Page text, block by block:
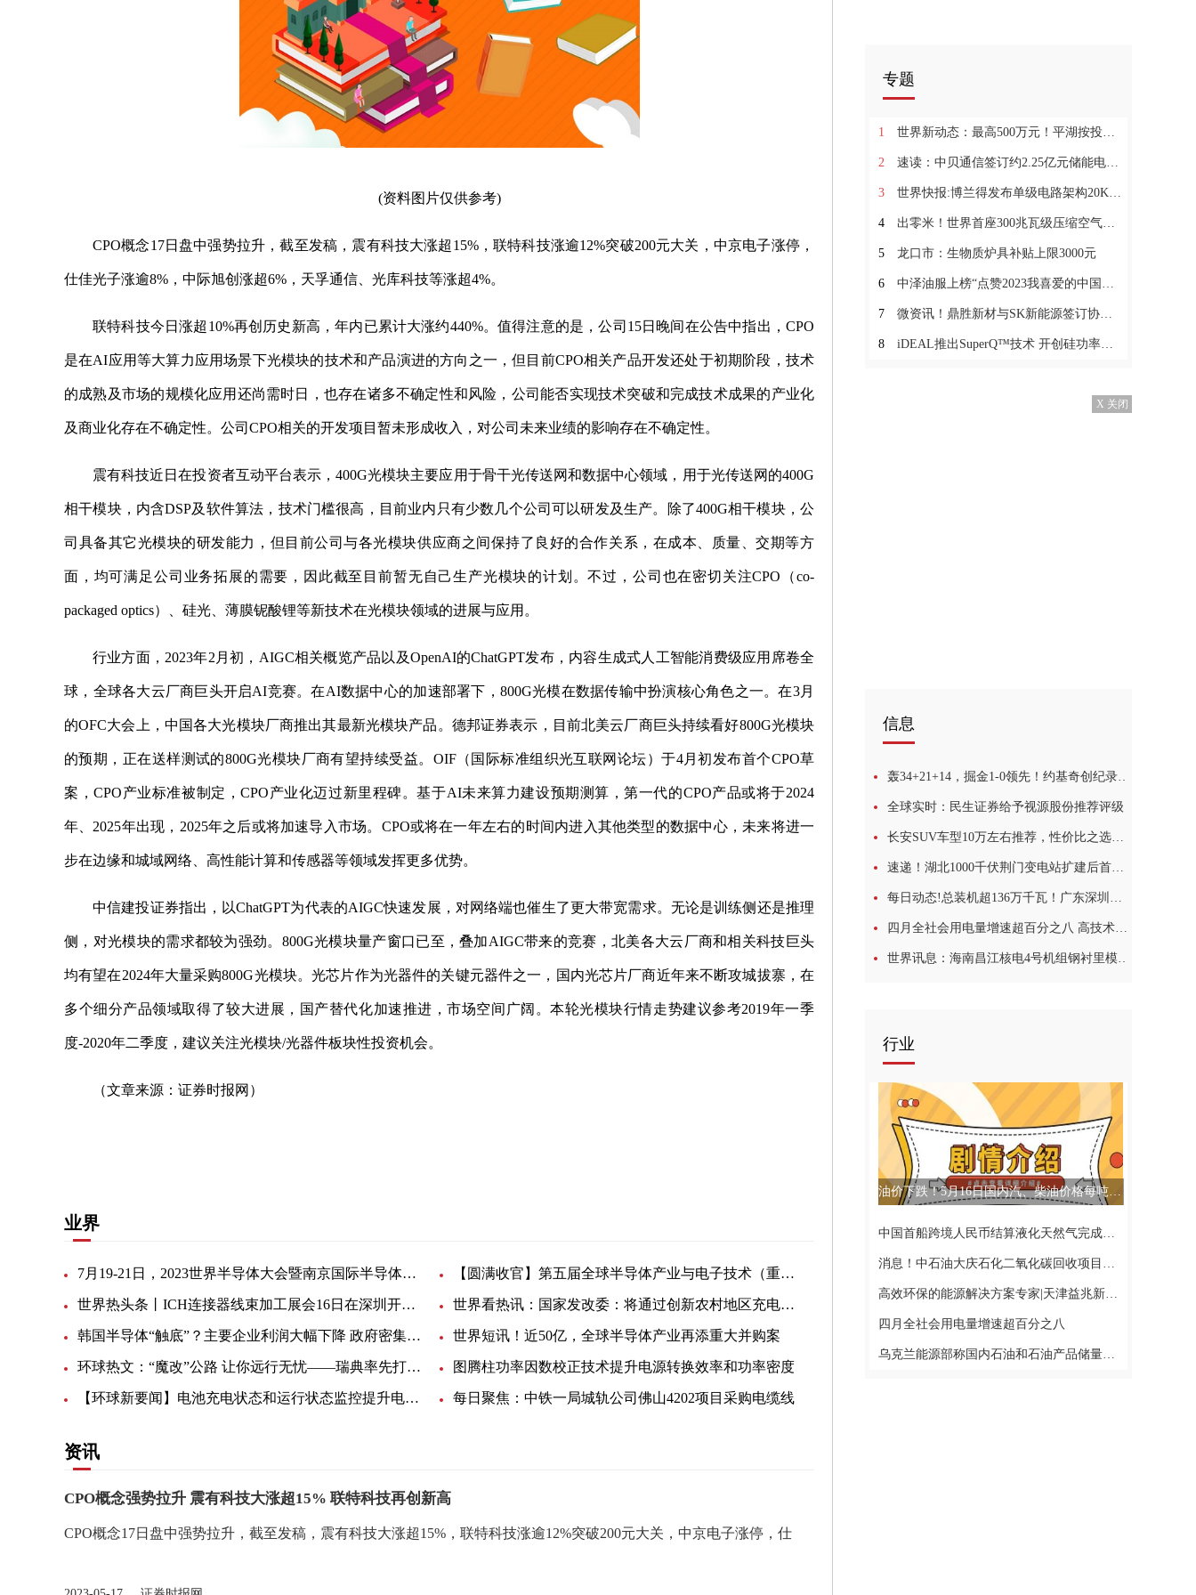
(资料图片仅供参考)
CPO概念17日盘中强势拉升，截至发稿，震有科技大涨超15%，联特科技涨逾12%突破200元大关，中京电子涨停，
仕佳光子涨逾8%，中际旭创涨超6%，天孚通信、光库科技等涨超4%。
联特科技今日涨超10%再创历史新高，年内已累计大涨约440%。值得注意的是，公司15日晚间在公告中指出，CPO
是在AI应用等大算力应用场景下光模块的技术和产品演进的方向之一，但目前CPO相关产品开发还处于初期阶段，技术
的成熟及市场的规模化应用还尚需时日，也存在诸多不确定性和风险，公司能否实现技术突破和完成技术成果的产业化
及商业化存在不确定性。公司CPO相关的开发项目暂未形成收入，对公司未来业绩的影响存在不确定性。
震有科技近日在投资者互动平台表示，400G光模块主要应用于骨干光传送网和数据中心领域，用于光传送网的400G
相干模块，内含DSP及软件算法，技术门槛很高，目前业内只有少数几个公司可以研发及生产。除了400G相干模块，公
司具备其它光模块的研发能力，但目前公司与各光模块供应商之间保持了良好的合作关系，在成本、质量、交期等方
面，均可满足公司业务拓展的需要，因此截至目前暂无自己生产光模块的计划。不过，公司也在密切关注CPO（co-
packaged optics）、硅光、薄膜铌酸锂等新技术在光模块领域的进展与应用。
行业方面，2023年2月初，AIGC相关概览产品以及OpenAI的ChatGPT发布，内容生成式人工智能消费级应用席卷全
球，全球各大云厂商巨头开启AI竞赛。在AI数据中心的加速部署下，800G光模在数据传输中扮演核心角色之一。在3月
的OFC大会上，中国各大光模块厂商推出其最新光模块产品。德邦证券表示，目前北美云厂商巨头持续看好800G光模块
的预期，正在送样测试的800G光模块厂商有望持续受益。OIF（国际标准组织光互联网论坛）于4月初发布首个CPO草
案，CPO产业标准被制定，CPO产业化迈过新里程碑。基于AI未来算力建设预期测算，第一代的CPO产品或将于2024
年、2025年出现，2025年之后或将加速导入市场。CPO或将在一年左右的时间内进入其他类型的数据中心，未来将进一
步在边缘和城域网络、高性能计算和传感器等领域发挥更多优势。
中信建投证券指出，以ChatGPT为代表的AIGC快速发展，对网络端也催生了更大带宽需求。无论是训练侧还是推理
侧，对光模块的需求都较为强劲。800G光模块量产窗口已至，叠加AIGC带来的竞赛，北美各大云厂商和相关科技巨头
均有望在2024年大量采购800G光模块。光芯片作为光器件的关键元器件之一，国内光芯片厂商近年来不断攻城拔寨，在
多个细分产品领域取得了较大进展，国产替代化加速推进，市场空间广阔。本轮光模块行情走势建议参考2019年一季
度-2020年二季度，建议关注光模块/光器件板块性投资机会。
（文章来源：证券时报网）
业界
7月19-21日，2023世界半导体大会暨南京国际半导体博览会将在南京举办 【圆满收官】第五届全球半导体产业与电子技术（重庆）博览会精彩回顾！ 今日快讯
世界热头条丨ICH连接器线束加工展会16日在深圳开幕，客流如潮 世界看热讯：国家发改委：将通过创新农村地区充电基础设施建设、运营、维护模式
韩国半导体“触底”？主要企业利润大幅下降 政府密集出台文件-世界通讯 世界短讯！近50亿，全球半导体产业再添重大并购案
环球热文：“魔改”公路 让你远行无忧——瑞典率先打造世界首条永久性充电公路 图腾柱功率因数校正技术提升电源转换效率和功率密度
【环球新要闻】电池充电状态和运行状态监控提升电池的使用效率与安全性 每日聚焦：中铁一局城轨公司佛山4202项目采购电缆线
资讯
CPO概念强势拉升 震有科技大涨超15% 联特科技再创新高
CPO概念17日盘中强势拉升，截至发稿，震有科技大涨超15%，联特科技涨逾12%突破200元大关，中京电子涨停，仕
专题
1 世界新动态：最高500万元！平湖按投资额10%给予用户侧储能项目一次性补助！
2 速读：中贝通信签订约2.25亿元储能电池系统采购供应保证框架协议
3 世界快报:博兰得发布单级电路架构20KW充电桩模块，赋能全新充电体验
4 出零米！世界首座300兆瓦级压缩空气储能电站
5 龙口市：生物质炉具补贴上限3000元
6 中泽油服上榜“点赞2023我喜爱的中国品牌”名单，彰显品牌影响力
7 微资讯！鼎胜新材与SK新能源签订协议 后者拟采购3.24万吨锂电池铝箔
8 iDEAL推出SuperQ™技术 开创硅功率器件性能新时代 世界热消息
X 关闭
信息
轰34+21+14，掘金1-0领先！约基奇创纪录，浓眉40+10无力回天
全球实时：民生证券给予视源股份推荐评级
长安SUV车型10万左右推荐，性价比之选，选车逃不开这几款 今日播报
速递！湖北1000千伏荆门变电站扩建后首次集中检修顺利完成
每日动态!总装机超136万千瓦！广东深圳在役最大容量燃机电厂全面投产
四月全社会用电量增速超百分之八 高技术及装备制造业用电量增长超一成
世界讯息：海南昌江核电4号机组钢衬里模块五吊装成功
行业
油价下跌！5月16日国内汽、柴油价格每吨分别降低380元和365元
中国首船跨境人民币结算液化天然气完成接卸
消息！中石油大庆石化二氧化碳回收项目建成
高效环保的能源解决方案专家|天津益兆新能源科技有限公司重磅亮相2023农村能源发展大会 环球微头条
四月全社会用电量增速超百分之八
乌克兰能源部称国内石油和石油产品储量低到危险